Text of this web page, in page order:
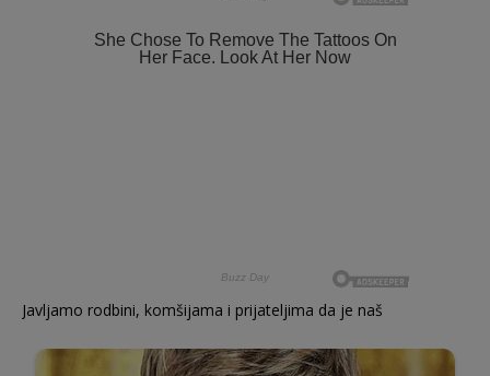
Javljamo rodbini, komšijama i prijateljima da je naš